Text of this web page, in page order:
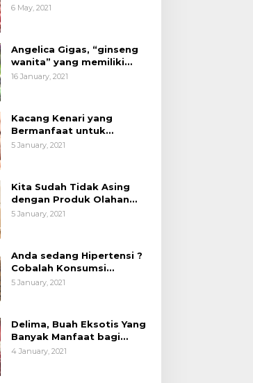
yang
untuk
Bahan Kue)
dengan Produk Olahan
Kedelai, Tapi Sudah
6 May, 2021
Angelica Gigas, “ginseng
wanita” yang memiliki
peran mengatasi kanker.
16 January, 2021
Kacang Kenari yang
Bermanfaat untuk
Kesehatan (Bukan Hanya
5 January, 2021
Kita Sudah Tidak Asing
dengan Produk Olahan
Kedelai, Tapi Sudah Tahu
5 January, 2021
Anda sedang Hipertensi ?
Cobalah Konsumsi
Cokelat.
5 January, 2021
Delima, Buah Eksotis Yang
Banyak Manfaat bagi
Tubuh
4 January, 2021